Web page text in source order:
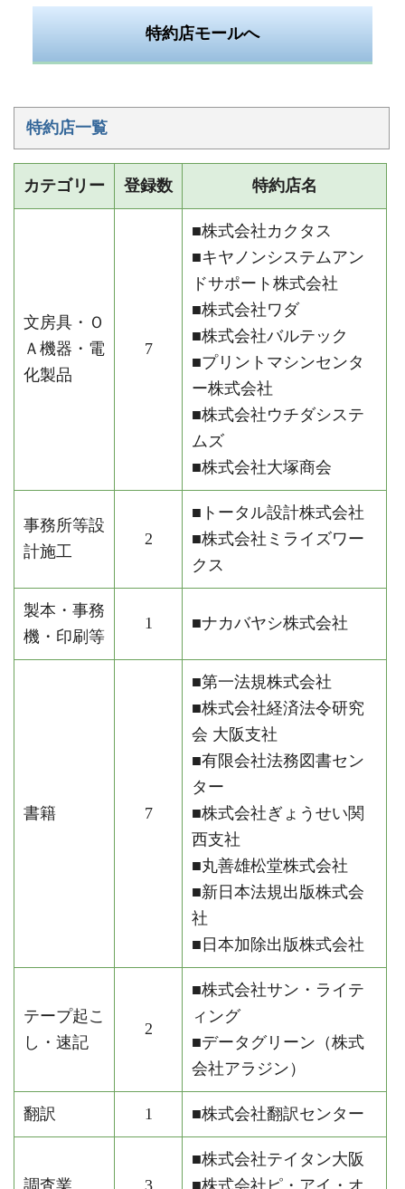
特約店モールへ
特約店一覧
カテゴリー 登録数 特約店名
文房具・Ｏ
Ａ機器・電
化製品
7
■株式会社カクタス
■キヤノンシステムアン
ドサポート株式会社
■株式会社ワダ
■株式会社バルテック
■プリントマシンセンタ
ー株式会社
■株式会社ウチダシステ
ムズ
■株式会社大塚商会
事務所等設
計施工
2
■トータル設計株式会社
■株式会社ミライズワー
クス
製本・事務
機・印刷等
1 ■ナカバヤシ株式会社
書籍 7
■第一法規株式会社
■株式会社経済法令研究
会 大阪支社
■有限会社法務図書セン
ター
■株式会社ぎょうせい関
西支社
■丸善雄松堂株式会社
■新日本法規出版株式会
社
■日本加除出版株式会社
テープ起こ
し・速記
2
■株式会社サン・ライテ
ィング
■データグリーン（株式
会社アラジン）
翻訳 1 ■株式会社翻訳センター
■株式会社テイタン大阪